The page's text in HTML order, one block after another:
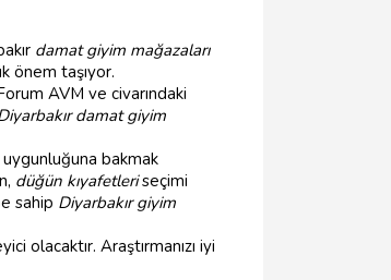
damat giyim mağazaları
önem taşıyor.
AVM ve civarındaki
damat giyim
bakmak
düğün kıyafetleriseçimi
sahip Diyarbakır giyim
olacaktır. Araştırmanızı iyi